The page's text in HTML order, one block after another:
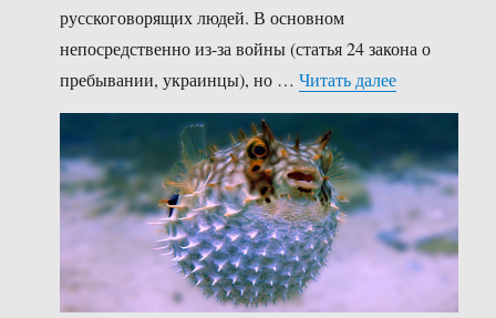
русскоговорящих людей. В основном
непосредственно из-за войны (статья 24 закона о
пребывании, украинцы), но …Читать далее«Союз